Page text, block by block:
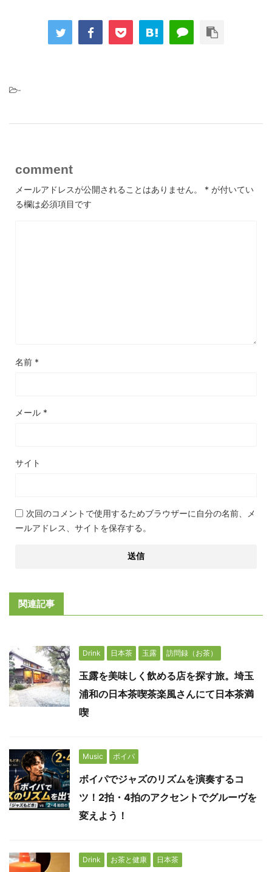
-
comment
メールアドレスが公開されることはありません。 * が付いてい
る欄は必須項目です
名前 *
メール *
サイト
次回のコメントで使用するためブラウザーに自分の名前、メ
ールアドレス、サイトを保存する。
関連記事
Drink 日本茶 玉露 訪問録（お茶）
玉露を美味しく飲める店を探す旅。埼玉
浦和の日本茶喫茶楽風さんにて日本茶満
喫
Music ボイパ
ボイパでジャズのリズムを演奏するコ
ツ！2拍・4拍のアクセントでグルーヴを
変えよう！
Drink お茶と健康 日本茶